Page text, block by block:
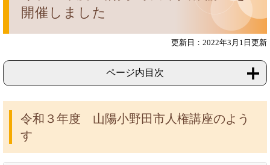
開催しました
更新日：2022年3月1日更新
ページ内目次
令和３年度 山陽小野田市人権講座のよう
す